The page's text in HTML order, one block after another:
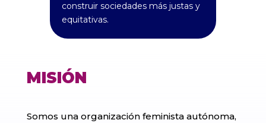
construir sociedades más justas y
equitativas.
MISIÓN
Somos una organización feminista autónoma,